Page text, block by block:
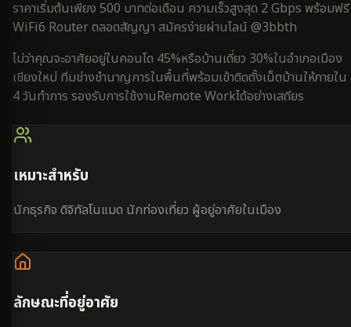
ราคาเริ่มต้นเพียง 500 บาทต่อเดือน ความเร็วสูงสุด 2 Gbps พร้อมฟรี
WiFi6 Router ตลอดสัญญา สมัครง่ายผ่านไลน์ @3bbth
ไม่ว่าคุณจะอาศัยอยู่ในคอนโด 45%หรือบ้านเดี่ยว 30%ในอำเภอเมือง
เชียงใหม่ ทีมช่างชำนาญการในพื้นที่พร้อมเข้าติดตั้งเน็ตบ้านให้ภายใน
4 วันทำการ รองรับการใช้งานRemote Workได้อย่างเสถียร
เหมาะสำหรับ
นักธุรกิจ ดิจิทัลโนแมด นักท่องเที่ยว ผู้อยู่อาศัยในเมือง
ลักษณะที่อยู่อาศัย